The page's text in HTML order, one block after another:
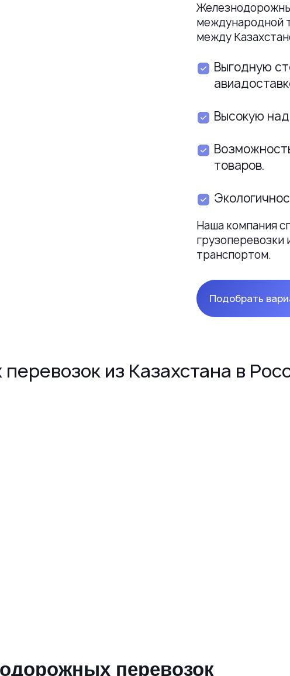
международной
между
Выгодную
Высокую
товаров.
Наша компания
транспортом.
Подобрать
из Казахстана в
перевозок